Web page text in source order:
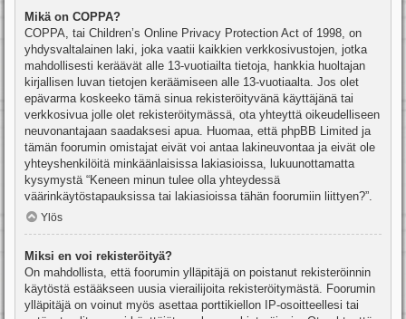
Mikä on COPPA?
COPPA, tai Children’s Online Privacy Protection Act of 1998, on
yhdysvaltalainen laki, joka vaatii kaikkien verkkosivustojen, jotka
mahdollisesti keräävät alle 13-vuotiailta tietoja, hankkia huoltajan
kirjallisen luvan tietojen keräämiseen alle 13-vuotiaalta. Jos olet
epävarma koskeeko tämä sinua rekisteröityvänä käyttäjänä tai
verkkosivua jolle olet rekisteröitymässä, ota yhteyttä oikeudelliseen
neuvonantajaan saadaksesi apua. Huomaa, että phpBB Limited ja
tämän foorumin omistajat eivät voi antaa lakineuvontaa ja eivät ole
yhteyshenkilöitä minkäänlaisissa lakiasioissa, lukuunottamatta
kysymystä “Keneen minun tulee olla yhteydessä
väärinkäytöstapauksissa tai lakiasioissa tähän foorumiin liittyen?”.
Ylös
Miksi en voi rekisteröityä?
On mahdollista, että foorumin ylläpitäjä on poistanut rekisteröinnin
käytöstä estääkseen uusia vierailijoita rekisteröitymästä. Foorumin
ylläpitäjä on voinut myös asettaa porttikiellon IP-osoitteellesi tai